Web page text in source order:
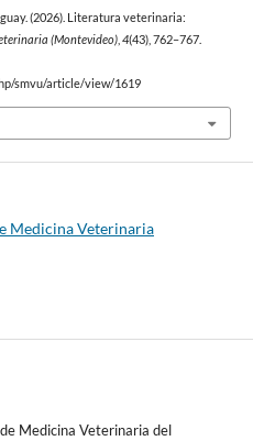
(2026). Literatura veterinaria:
(Montevideo), 4(43), 762–767.
smvu/article/view/1619
Medicina Veterinaria
Medicina Veterinaria del